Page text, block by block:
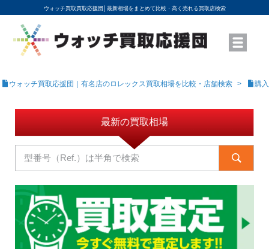
ウォッチ買取買取応援団│ 最新相場をまとめて比較・高く売れる買取店検索
YouTubeで動画を公開中
ROLEXモデル名から買取相場を調べる
高級時計ブランド名から買取相場を調べる
地域から買取店を探す
店舗名から買取店を探す
ブランド時計を高く売る方法
買取査定を依頼する
ウォッチ買取応援団｜有名店のロレックス買取相場を比較・店舗検索 購
最新の買取相場